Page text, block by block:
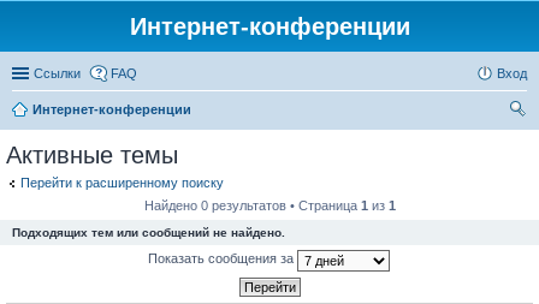
Интернет-конференции
Ссылки FAQ Вход
Интернет-конференции
Активные темы
Перейти к расширенному поиску
Найдено 0 результатов • Страница 1 из 1
Подходящих тем или сообщений не найдено.
Показать сообщения за